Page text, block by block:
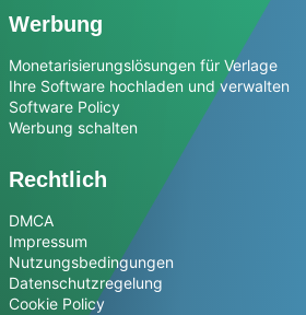
Werbung
Monetarisierungslösungen für Verlage
Ihre Software hochladen und verwalten
Software Policy
Werbung schalten
Rechtlich
DMCA
Impressum
Nutzungsbedingungen
Datenschutzregelung
Cookie Policy